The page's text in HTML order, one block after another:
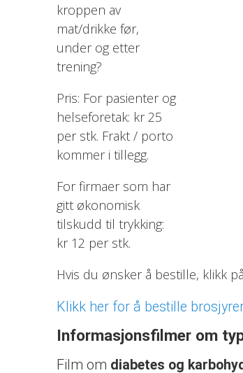
kroppen av
mat/drikke før,
under og etter
trening?
Pris: For pasienter og
helseforetak: kr 25
per stk. Frakt / porto
kommer i tillegg.
For firmaer som har
gitt økonomisk
tilskudd til trykking:
kr 12 per stk.
Hvis du ønsker å bestille, klikk
Klikk her for å bestille
Informasjonsfilmer om
Film om diabetes og